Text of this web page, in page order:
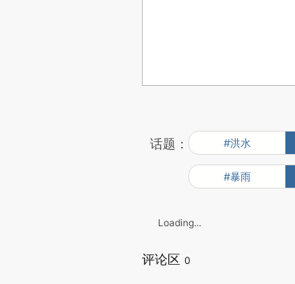
话题： #洪水
#暴雨
Loading...
评论区 0